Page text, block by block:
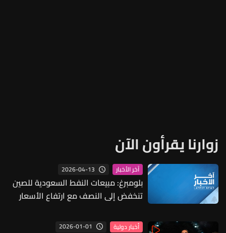
زوارنا يقرأون الآن
آخر الأخبار 2026-04-13
بلومبرغ: مبيعات النفط السعودية للصين
تنخفض إلى النصف مع ارتفاع الأسعار
أخبار دولية 2026-01-01